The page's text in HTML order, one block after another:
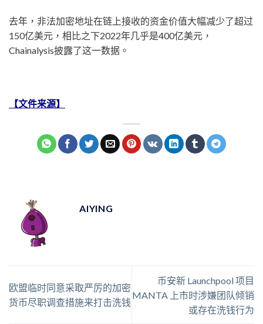
去年，非法加密地址在链上接收的资金价值大幅减少了超过
150亿美元，相比之下2022年几乎是400亿美元，
Chainalysis披露了这一数据。
【文件来源】
AIYING
欧盟临时同意采取严厉的加密
货币尽职调查措施来打击洗钱
币安新 Launchpool 项目
MANTA 上市时涉嫌团队倾销
或存在洗钱行为